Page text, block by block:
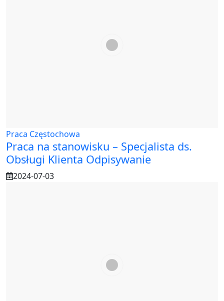
Praca Częstochowa
Praca na stanowisku – Specjalista ds.
Obsługi Klienta Odpisywanie
2024-07-03